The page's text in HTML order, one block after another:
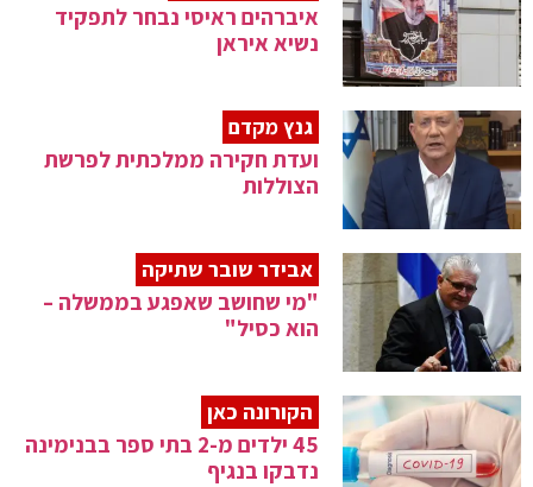
איברהים ראיסי נבחר לתפקיד
נשיא איראן
גנץ מקדם
ועדת חקירה ממלכתית לפרשת
הצוללות
אבידר שובר שתיקה
"מי שחושב שאפגע בממשלה –
הוא כסיל"
הקורונה כאן
45 ילדים מ-2 בתי ספר בבנימינה
נדבקו בנגיף